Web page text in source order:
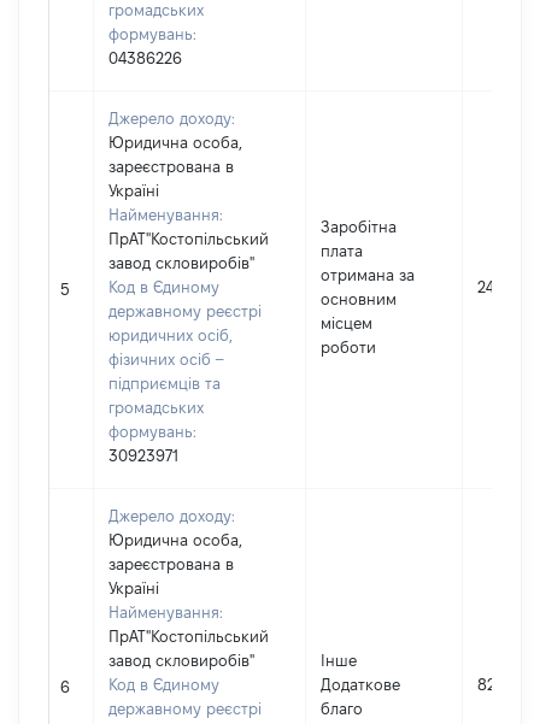
громадських
формувань:
04386226
5
Джерело доходу:
Юридична особа,
зареєстрована в
Україні
Найменування:
ПрАТ"Костопільський
завод скловиробів"
Код в Єдиному
державному реєстрі
юридичних осіб,
фізичних осіб –
підприємців та
громадських
формувань:
30923971
Заробітна
плата
отримана за
основним
місцем
роботи
246112
6
Джерело доходу:
Юридична особа,
зареєстрована в
Україні
Найменування:
ПрАТ"Костопільський
завод скловиробів"
Код в Єдиному
державному реєстрі
Інше
Додаткове
благо
820